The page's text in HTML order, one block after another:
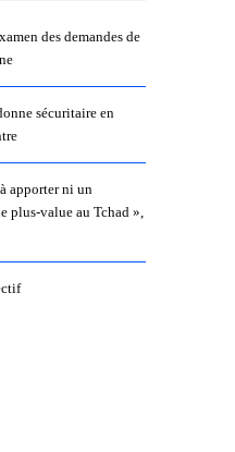
des demandes de
sécuritaire en
apporter ni un
plus-value au Tchad »,